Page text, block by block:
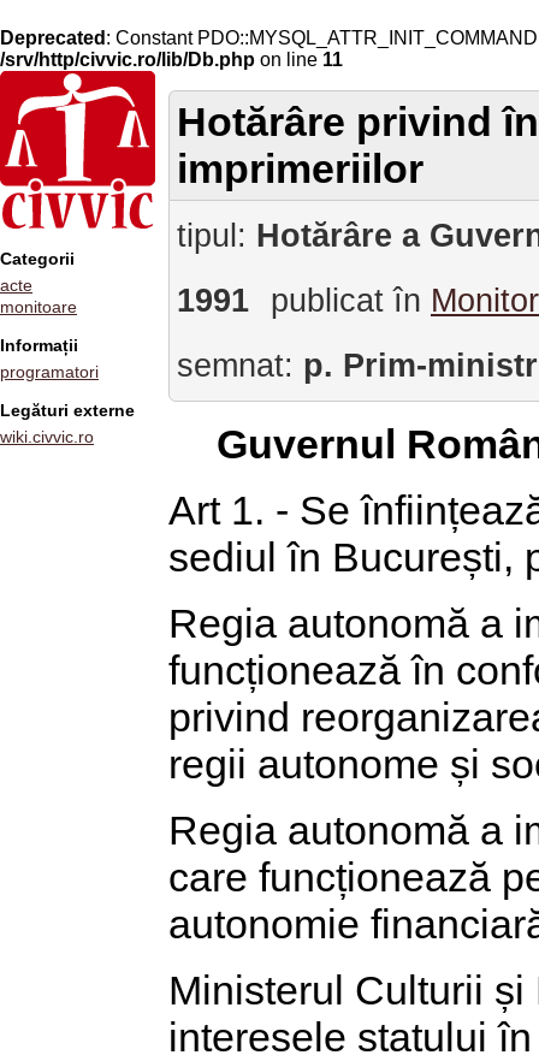
Deprecated : Constant
/srv/http/civvic.ro/lib/Db.php on line 11
Categorii
acte
monitoare
Informații
programatori
Legături externe
wiki.civvic.ro
Hotărâre privind
imprimeriilor
tipul: Hotărâre a
1991
publicat în
semnat: p. Prim-
Guvernul
Art 1. - Se
sediul în București,
Regia autonomă a
funcționează în
privind
regii autonome și
Regia autonomă a
care funcționează
autonomie
Ministerul Culturii
interesele statului